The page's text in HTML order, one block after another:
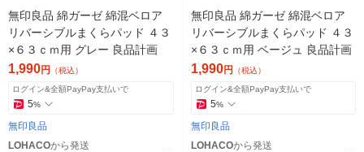
無印良品 綿ガーゼ 綿混ベロア
リバーシブルまくらパッド ４３
×６３ｃｍ用 グレー 良品計画
1,990円 （税込）
ログイン&全額PayPay支払いで
5%
無印良品
LOHACOから発送
無印良品 綿ガーゼ 綿混ベロア
リバーシブルまくらパッド ４３
×６３ｃｍ用 ベージュ 良品計画
1,990円 （税込）
ログイン&全額PayPay支払いで
5%
無印良品
LOHACOから発送